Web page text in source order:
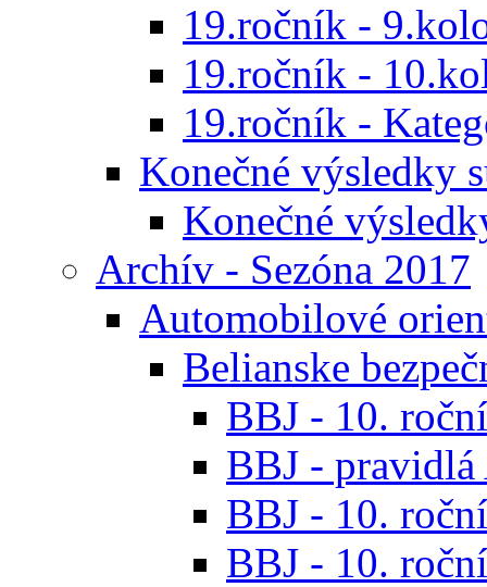
19.ročník -
19.ročník -
19.ročník -
Konečné výsledky
Konečné
Archív - Sezóna 2017
Automobilové
Belianske
BBJ - 10.
BBJ - pravidlá
BBJ - 10.
BBJ - 10.